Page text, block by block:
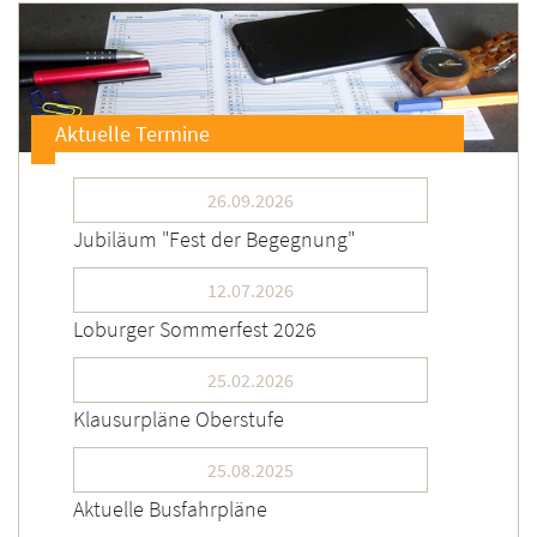
Aktuelle Termine
26.09.2026
Jubiläum "Fest der Begegnung"
12.07.2026
Loburger Sommerfest 2026
25.02.2026
Klausurpläne Oberstufe
25.08.2025
Aktuelle Busfahrpläne